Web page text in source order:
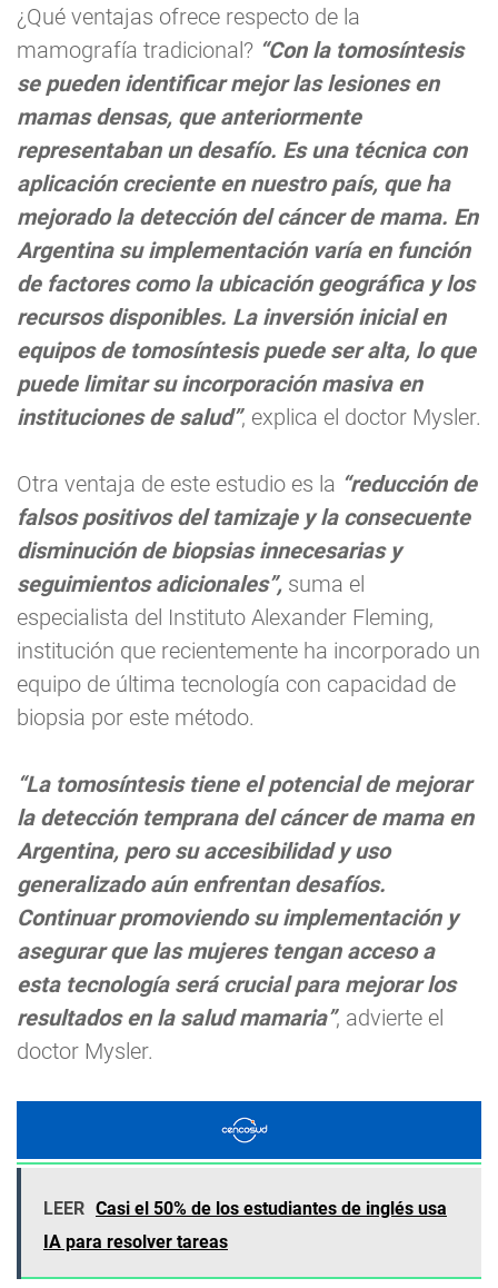
¿Qué ventajas ofrece respecto de la
mamografía tradicional? “Con la tomosíntesis
se pueden identificar mejor las lesiones en
mamas densas, que anteriormente
representaban un desafío. Es una técnica con
aplicación creciente en nuestro país, que ha
mejorado la detección del cáncer de mama. En
Argentina su implementación varía en función
de factores como la ubicación geográfica y los
recursos disponibles. La inversión inicial en
equipos de tomosíntesis puede ser alta, lo que
puede limitar su incorporación masiva en
instituciones de salud”, explica el doctor Mysler.
Otra ventaja de este estudio es la “reducción de
falsos positivos del tamizaje y la consecuente
disminución de biopsias innecesarias y
seguimientos adicionales”, suma el
especialista del Instituto Alexander Fleming,
institución que recientemente ha incorporado un
equipo de última tecnología con capacidad de
biopsia por este método.
“La tomosíntesis tiene el potencial de mejorar
la detección temprana del cáncer de mama en
Argentina, pero su accesibilidad y uso
generalizado aún enfrentan desafíos.
Continuar promoviendo su implementación y
asegurar que las mujeres tengan acceso a
esta tecnología será crucial para mejorar los
resultados en la salud mamaria”, advierte el
doctor Mysler.
LEER Casi el 50% de los estudiantes de inglés usa
IA para resolver tareas